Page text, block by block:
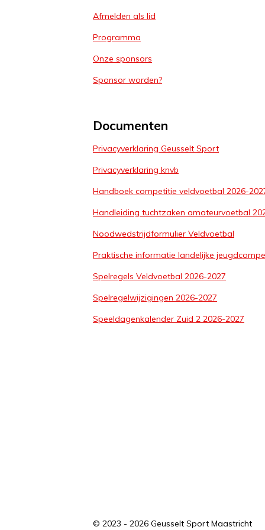
Afmelden als lid
Programma
Onze sponsors
Sponsor worden?
Documenten
Privacyverklaring Geusselt Sport
Privacyverklaring knvb
Handboek competitie veldvoetbal 2026-
Handleiding tuchtzaken amateurvoetbal
Noodwedstrijdformulier Veldvoetbal
Praktische informatie landelijke
Spelregels Veldvoetbal 2026-2027
Spelregelwijzigingen 2026-2027
Speeldagenkalender Zuid 2 2026-2027
© 2023 - 2026 Geusselt Sport Maastricht